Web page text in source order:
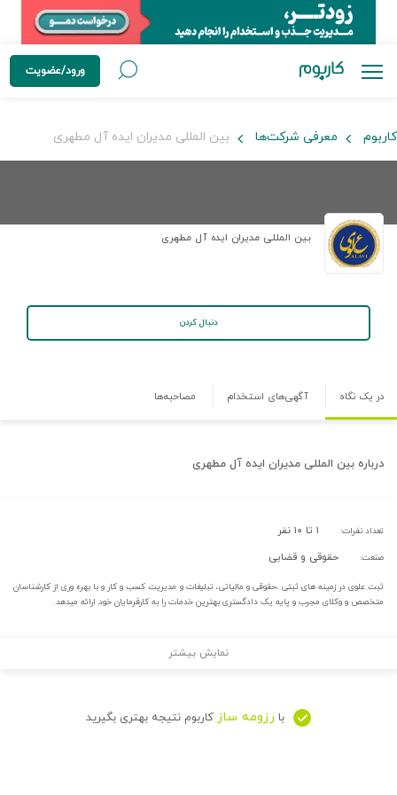
ورود/عضویت
کاربوم معرفی شرکت‌ها بین المللی مدیران ایده آل مطهری
بین المللی مدیران ایده آل مطهری
دنبال کردن
در یک نگاه آگهی‌های استخدام مصاحبه‌ها
درباره بین المللی مدیران ایده آل مطهری
تعداد نفرات: ۱ تا ۱۰ نفر
صنعت: حقوقی و قضایی
ثبت علوی در زمینه های ثبتی ،حقوقی و مالیاتی، تبلیغات و مدیریت کسب و کار و با بهره وری از کارشناسان
متخصص و وکلای مجرب و پایه یک دادگستری بهترین خدمات را به کارفرمایان خود ارائه میدهد.
نمایش بیشتر
با رزومه ساز کاربوم نتیجه بهتری بگیرید